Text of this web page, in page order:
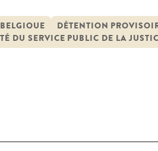
principe de cette
justice, mission de
BELGIQUE DÉTENTION
DU SERVICE PUBLIC DE LA